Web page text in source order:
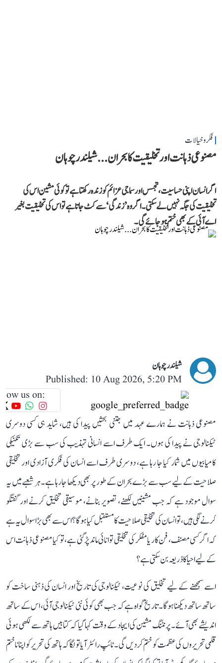
فکر و خیالات
مصنوعی ذہانت اور تخلیقیت کا بحران... شیلندر چوہان
اگر انسان اپنی حساسیت، تجسس اور سماجی عزائم کو زندہ رکھتا ہے تو کوئی مشین اس کی
تخلیقیت کی جگہ نہیں لے سکتی۔ اگر وہ ’زندگی‘ سے کٹ جاتا ہے تو اس کی تخلیقیت بغیر
اے آئی کے بھی ختم ہو جائے گی۔
شیلندر چوہان
Published: 10 Aug 2026, 5:20 PM
us on:
مصنوعی ذہانت نے ہمارے عہد میں جتنی بحثیں پیدا کی ہیں، شاید ہی کسی دوسری
ٹیکنالوجی نے پیدا کی ہوں۔ ایک طرف اسے انسانی تہذیب کی سب سے بڑی تکنیکی
کامیابیوں میں شمار کیا جا رہا ہے، دوسری طرف اسے انسان کی فکری آزادی اور تخلیقی
صلاحیت کے لیے سب سے بڑے بحران کے طور پر بھی دیکھا جا رہا ہے۔ ہر شعبے میں یہ
سوال موجود ہے کہ جب مشینیں لکھنے، تصویر بنانے، موسیقی تخلیق کرنے اور گفتگو
کرنے لگی ہیں، تو انسان کی تخلیقی صلاحیت کا مستقبل کیا ہوگا؟ اس سے بھی بڑا سوال یہ ہے
کہ اگر کسی مصنف، فن کار یا مفکر کی تخلیقی توانائی ماند پڑ گئی ہے، تو کیا مصنوعی ذہانت اس
کے لیے احیا کا ذریعہ بن سکتی ہے؟
اسے سمجھنے کے لیے تخلیق کی نوعیت، ٹیکنالوجی کی تاریخ اور انسان کی ذہنی ساخت کو
ساتھ ساتھ دیکھنا ہوگا۔ تاریخ گواہ ہے کہ جب بھی کوئی نئی ٹیکنالوجی آئی، اس کے ساتھ
اندیشے بھی آئے۔ پرنٹنگ مشین کی ایجاد کے وقت کہا گیا کہ کتابیں ہاتھ سے لکھی ہوئی
قلمی تحریروں کی عظمت کو ختم کر دیں گی۔ ٹائپ رائٹر آیا تو لگا کہ ہاتھ کی تحریر کو اپنانا ختم